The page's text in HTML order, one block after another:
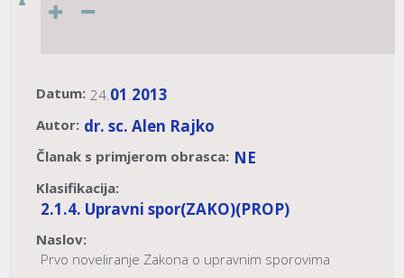
Datum: 24.01 .2013
Autor: dr. sc. Alen Rajko
Članak s primjerom obrasca: NE
Klasifikacija:
2.1.4. Upravni spor(ZAKO)(PROP)
Naslov:
Prvo noveliranje Zakona o upravnim sporovima